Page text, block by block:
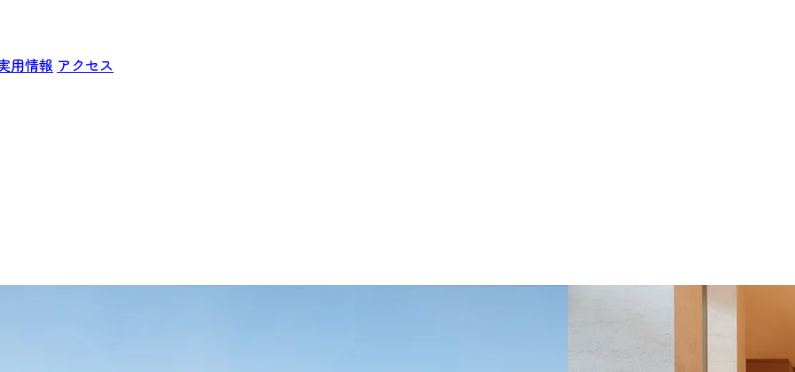
用情報 アクセス